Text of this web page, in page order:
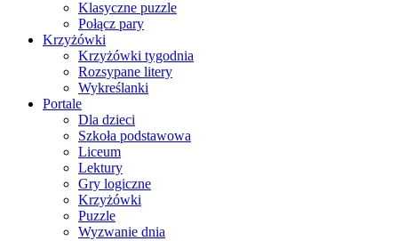
Klasyczne puzzle
Połącz pary
Krzyżówki
Krzyżówki tygodnia
Rozsypane litery
Wykreślanki
Portale
Dla dzieci
Szkoła podstawowa
Liceum
Lektury
Gry logiczne
Krzyżówki
Puzzle
Wyzwanie dnia